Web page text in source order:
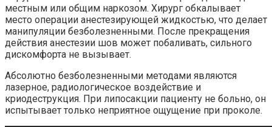
местным или общим наркозом. Хирург обкалывает
место операции анестезирующей жидкостью, что делает
манипуляции безболезненными. После прекращения
действия анестезии шов может побаливать, сильного
дискомфорта не вызывает.
Абсолютно безболезненными методами являются
лазерное, радиологическое воздействие и
криодеструкция. При липосакции пациенту не больно, он
испытывает только неприятное ощущение при проколе.